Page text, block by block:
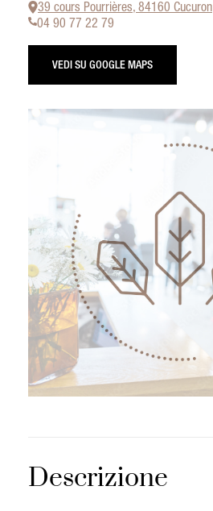
39 cours Pourrières, 84160 Cucuron
04 90 77 22 79
VEDI SU GOOGLE MAPS
Descrizione